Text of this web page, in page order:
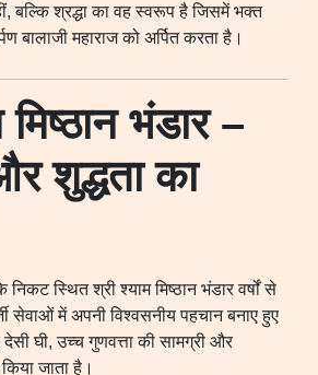
बल्कि श्रद्धा का वह स्वरूप है जिसमें भक्त
बालाजी महाराज को अर्पित करता है।
मिष्ठान भंडार –
शुद्धता का
निकट स्थित श्री श्याम मिष्ठान भंडार वर्षों से
सेवाओं में अपनी विश्वसनीय पहचान बनाए हुए
घी, उच्च गुणवत्ता की सामग्री और
जाता है।